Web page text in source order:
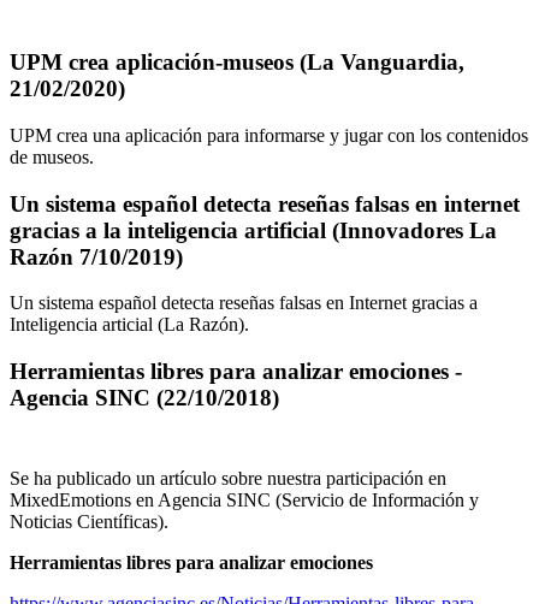
UPM crea aplicación-museos (La Vanguardia,
21/02/2020)
UPM crea una aplicación para informarse y jugar con los contenidos
de museos.
Un sistema español detecta reseñas falsas en internet
gracias a la inteligencia artificial (Innovadores La
Razón 7/10/2019)
Un sistema español detecta reseñas falsas en Internet gracias a
Inteligencia articial (La Razón).
Herramientas libres para analizar emociones -
Agencia SINC (22/10/2018)
Se ha publicado un artículo sobre nuestra participación en
MixedEmotions en Agencia SINC (Servicio de Información y
Noticias Científicas).
Herramientas libres para analizar emociones